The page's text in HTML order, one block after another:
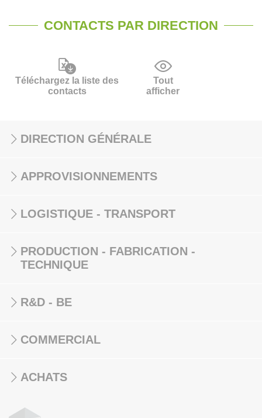
CONTACTS PAR DIRECTION
Téléchargez la liste des
contacts
Tout
afficher
DIRECTION GÉNÉRALE
APPROVISIONNEMENTS
LOGISTIQUE - TRANSPORT
PRODUCTION - FABRICATION -
TECHNIQUE
R&D - BE
COMMERCIAL
ACHATS